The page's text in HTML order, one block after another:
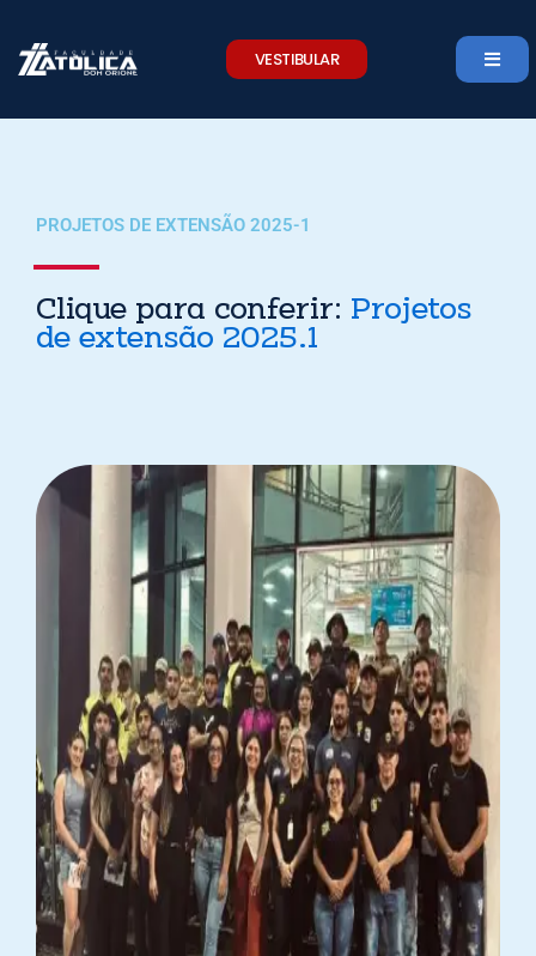
content
VESTIBULAR
PROJETOS DE EXTENSÃO 2025-1
Clique para conferir: Projetos
de extensão 2025.1